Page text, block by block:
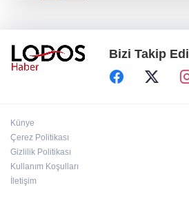
Bakan Gürlek
aydınlatıldı!
Bizi Takip
Künye
Çerez Politikası
Gizlilik Politikası
Kullanım Koşulları
İletişim